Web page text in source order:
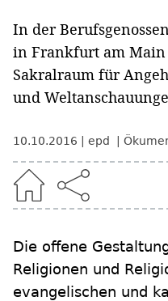
In der
in Frankfurt am
Sakralraum für
und
10.10.2016 epd
Die offene
Religionen und
evangelischen und